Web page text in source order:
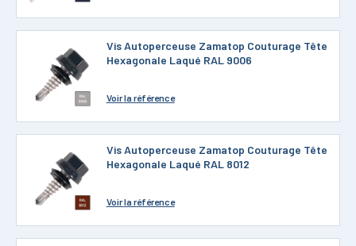
Vis Autoperceuse Zamatop Couturage Tête
Hexagonale Laqué RAL 9006
Voirla référence
Vis Autoperceuse Zamatop Couturage Tête
Hexagonale Laqué RAL 8012
Voirla référence